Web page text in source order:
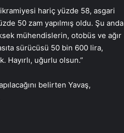
hariç yüzde 58, asgari
50 zam yapılmış oldu. Şu anda
mühendislerin, otobüs ve ağır
sürücüsü 50 bin 600 lira,
uğurlu olsun.”
belirten Yavaş,